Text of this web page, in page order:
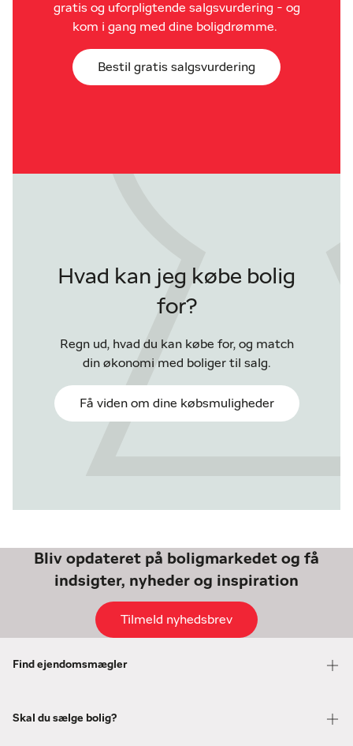
gratis og uforpligtende salgsvurdering - og
kom i gang med dine boligdrømme.
Bestil gratis salgsvurdering
Hvad kan jeg købe bolig
for?
Regn ud, hvad du kan købe for, og match
din økonomi med boliger til salg.
Få viden om dine købsmuligheder
Bliv opdateret på boligmarkedet og få
indsigter, nyheder og inspiration
Tilmeld nyhedsbrev
Find ejendomsmægler
Skal du sælge bolig?